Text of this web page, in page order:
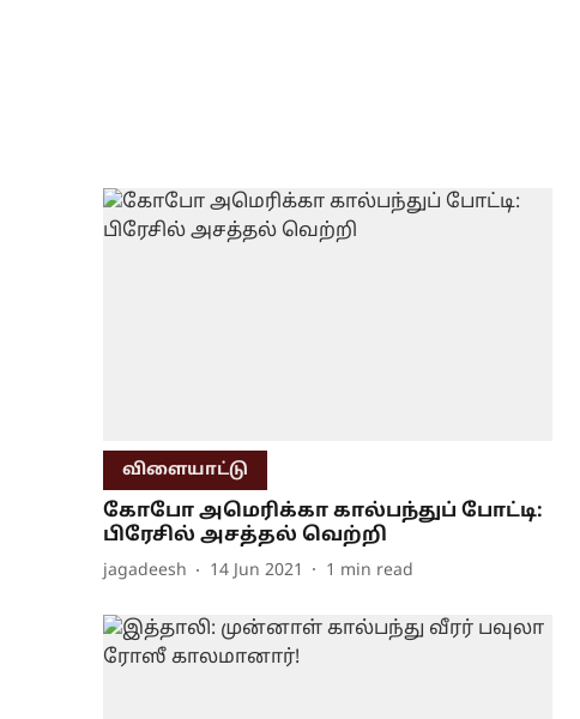
விளையாட்டு
கோபோ அமெரிக்கா கால்பந்துப் போட்டி:
பிரேசில் அசத்தல் வெற்றி
jagadeesh 14 Jun 2021 1 min read